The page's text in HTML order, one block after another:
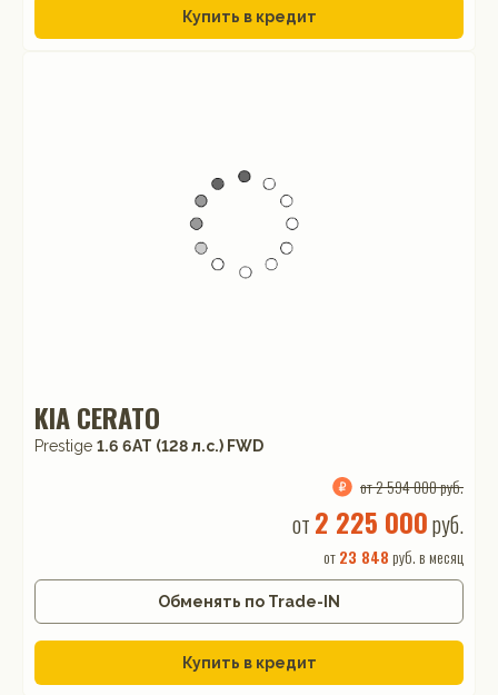
Купить в кредит
KIA CERATO
Prestige 1.6 6AT (128 л.с.) FWD
от 2 594 000 руб.
от 2 225 000руб.
от23 848 руб. в месяц
Обменять по Trade-IN
Купить в кредит